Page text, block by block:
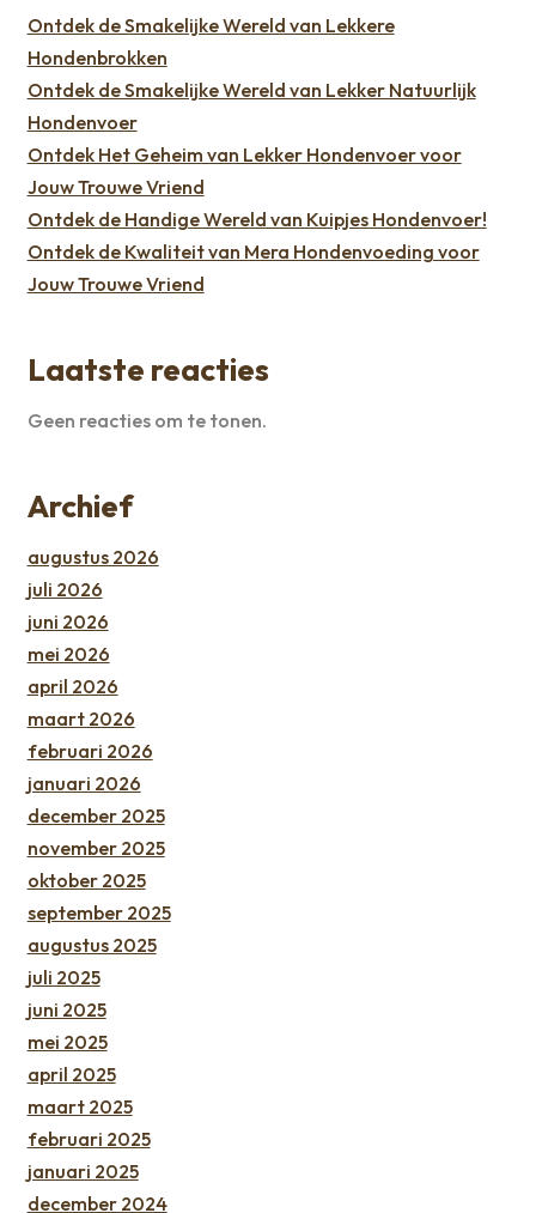
Ontdek de Smakelijke Wereld van Lekkere
Hondenbrokken
Ontdek de Smakelijke Wereld van Lekker Natuurlijk
Hondenvoer
Ontdek Het Geheim van Lekker Hondenvoer voor
Jouw Trouwe Vriend
Ontdek de Handige Wereld van Kuipjes Hondenvoer!
Ontdek de Kwaliteit van Mera Hondenvoeding voor
Jouw Trouwe Vriend
Laatste reacties
Geen reacties om te tonen.
Archief
augustus 2026
juli 2026
juni 2026
mei 2026
april 2026
maart 2026
februari 2026
januari 2026
december 2025
november 2025
oktober 2025
september 2025
augustus 2025
juli 2025
juni 2025
mei 2025
april 2025
maart 2025
februari 2025
januari 2025
december 2024